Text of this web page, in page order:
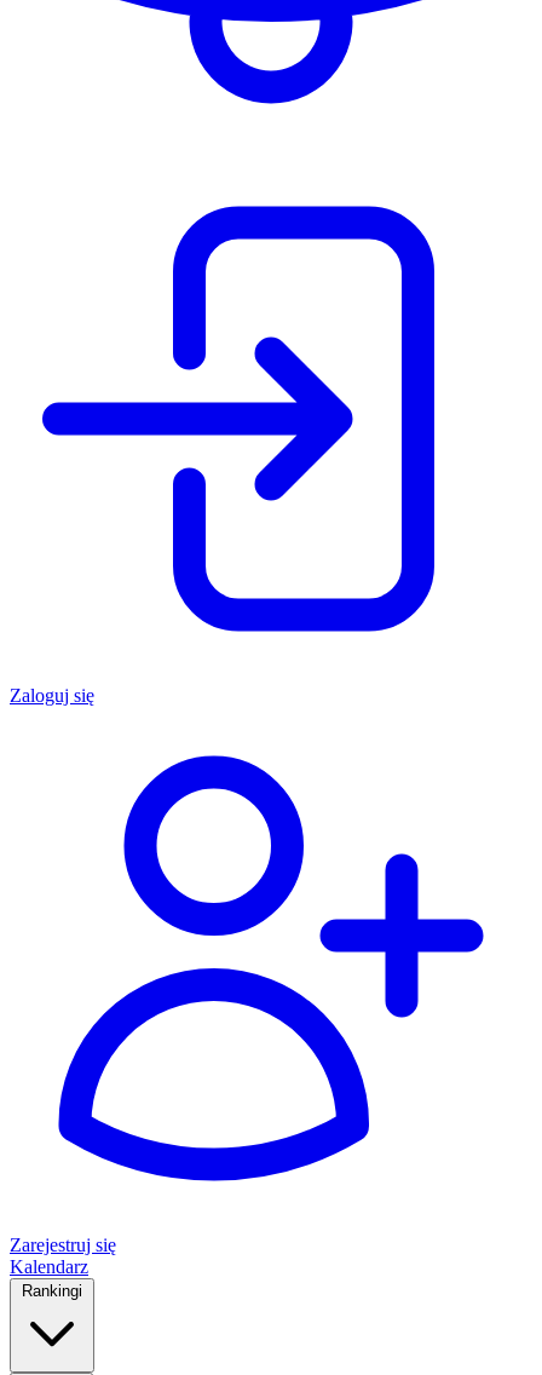
Zaloguj się
Zarejestruj się
Kalendarz
Rankingi